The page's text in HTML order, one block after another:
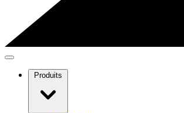
Produits